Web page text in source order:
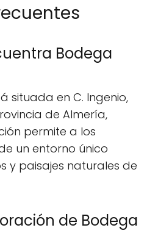
Bodega
situada en C. Ingenio,
de Almería,
permite a los
un entorno único
y paisajes naturales de
de Bodega